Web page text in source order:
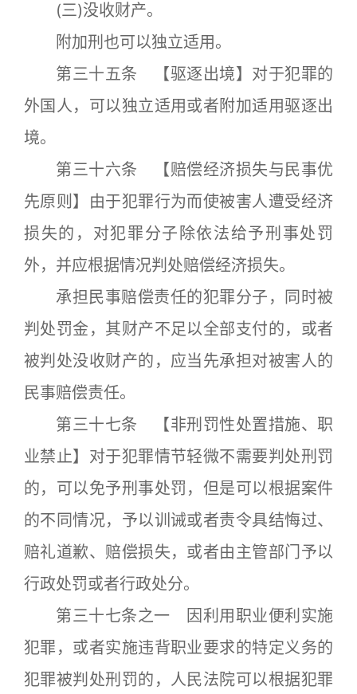
(三)没收财产。
附加刑也可以独立适用。
第三十五条 【驱逐出境】对于犯罪的
外国人，可以独立适用或者附加适用驱逐出
境。
第三十六条 【赔偿经济损失与民事优
先原则】由于犯罪行为而使被害人遭受经济
损失的，对犯罪分子除依法给予刑事处罚
外，并应根据情况判处赔偿经济损失。
承担民事赔偿责任的犯罪分子，同时被
判处罚金，其财产不足以全部支付的，或者
被判处没收财产的，应当先承担对被害人的
民事赔偿责任。
第三十七条 【非刑罚性处置措施、职
业禁止】对于犯罪情节轻微不需要判处刑罚
的，可以免予刑事处罚，但是可以根据案件
的不同情况，予以训诫或者责令具结悔过、
赔礼道歉、赔偿损失，或者由主管部门予以
行政处罚或者行政处分。
第三十七条之一 因利用职业便利实施
犯罪，或者实施违背职业要求的特定义务的
犯罪被判处刑罚的，人民法院可以根据犯罪